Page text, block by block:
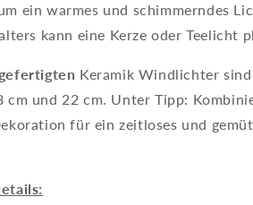
ein warmes und schimmerndes
kann eine Kerze oder Teelicht
Keramik Windlichter
cm und 22 cm. Unter Tipp:
für ein zeitloses und